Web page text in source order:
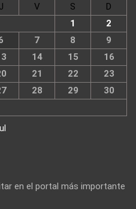
J V S
D
1
2
7 8
9
14 15
16
21 22
23
28 29
30
en el portal más importante